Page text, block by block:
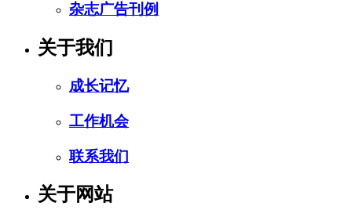
杂志广告刊例
关于我们
成长记忆
工作机会
联系我们
关于网站